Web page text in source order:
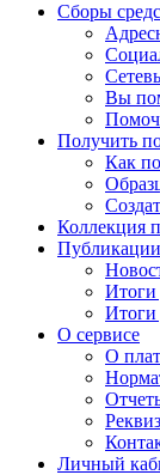
Сборы
Вы
Получить
Как
Коллекция
Публикации
Итоги
Итоги
О сервисе
О
Личный